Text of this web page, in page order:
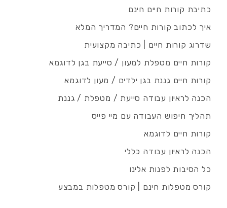
כתיבת קורות חיים חינם
איך לכתוב קורות חיים? המדריך המלא
שדרוג קורות חיים | כתיבה מקצועית
קורות חיים מטפלת למעון / סייעת בגן לדוגמא
קורות חיים גננת בגן ילדים / מעון לדוגמא
הכנה לראיון עבודה סייעת / מטפלת / גננת
תהליך חיפוש העבודה עם מיי פייס
קורות חיים לדוגמא
הכנה לראיון עבודה כללי
כל הסיבות לפנות אלינו
קורס מטפלות חינם | קורס מטפלות במבצע